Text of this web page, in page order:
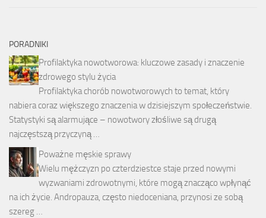
PORADNIKI
Profilaktyka nowotworowa: kluczowe zasady i znaczenie
zdrowego stylu życia
Profilaktyka chorób nowotworowych to temat, który
nabiera coraz większego znaczenia w dzisiejszym społeczeństwie.
Statystyki są alarmujące – nowotwory złośliwe są drugą
najczęstszą przyczyną …
Poważne męskie sprawy
Wielu mężczyzn po czterdziestce staje przed nowymi
wyzwaniami zdrowotnymi, które mogą znacząco wpłynąć
na ich życie. Andropauza, często niedoceniana, przynosi ze sobą
szereg …